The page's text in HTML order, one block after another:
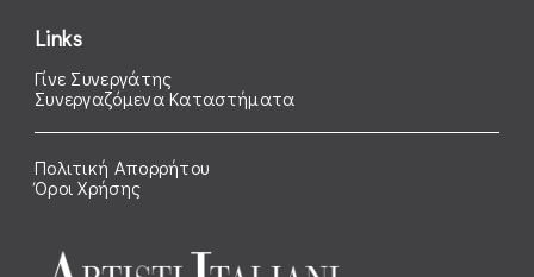
Links
Γίνε Συνεργάτης
Συνεργαζόμενα Καταστήματα
Πολιτική Απορρήτου
Όροι Χρήσης